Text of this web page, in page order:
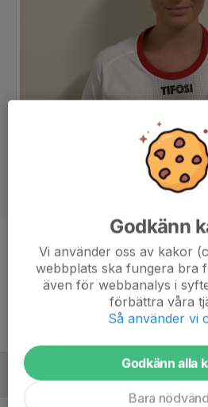
Position
Forward
Ålder
26 år
ALLA SERIER ALLA ÅR
Godkänn
Vi använder oss av kakor
webbplats ska fungera bra
även för webbanalys i
förbättra våra
Så använder vi
Godkänn alla
Bara